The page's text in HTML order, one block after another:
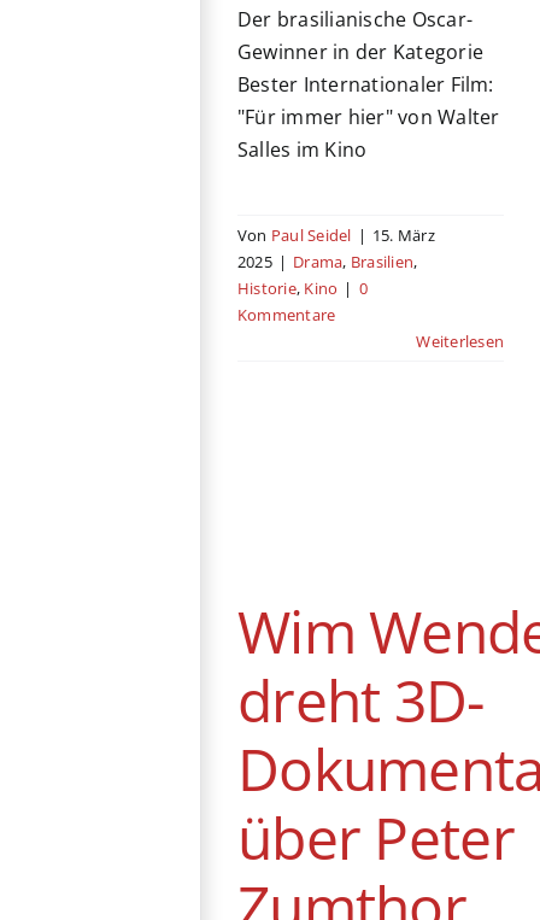
Der brasilianische Oscar-
Gewinner in der Kategorie
Bester Internationaler Film:
"Für immer hier" von Walter
Salles im Kino
Von Paul Seidel | 15. März
2025 | Drama, Brasilien,
Historie, Kino | 0
Kommentare
Weiterlesen
Wim
dreht 3D-
über Peter